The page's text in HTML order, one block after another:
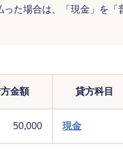
た場合は、「現金」を「
金額 貸方科目
50,000 現金